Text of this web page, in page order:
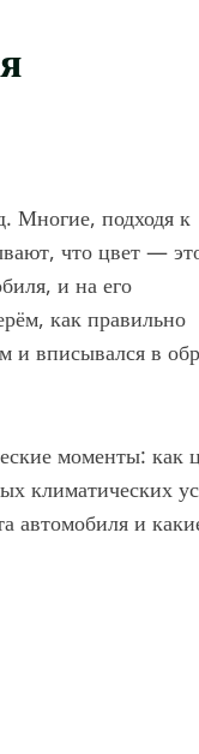
Многие, подходя к
что цвет —
и на его
как правильно
и вписывался в
моменты: как
климатических
автомобиля и